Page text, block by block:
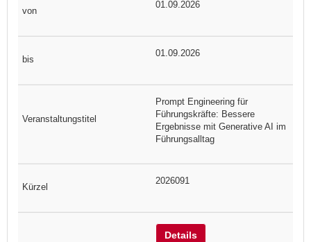
01.09.2026
01.09.2026
Prompt Engineering für
Führungskräfte: Bessere
Ergebnisse mit Generative AI im
Führungsalltag
2026091
Details